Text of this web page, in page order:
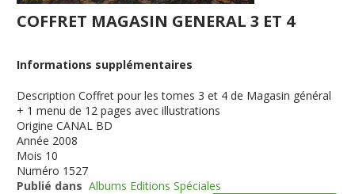
COFFRET MAGASIN GENERAL 3 ET 4
Informations supplémentaires
Description Coffret pour les tomes 3 et 4 de Magasin général
+ 1 menu de 12 pages avec illustrations
Origine CANAL BD
Année 2008
Mois 10
Numéro 1527
Publié dans Albums Editions Spéciales